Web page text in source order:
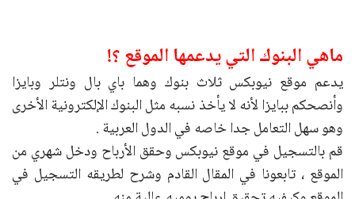
ماهي البنوك التي يدعمها الموقع ؟!
يدعم موقع نيوبكس ثلاث بنوك وهما باي بال ونتلر وبايزا
وأنصحكم ببايزا لأنه لا يأخذ نسبه مثل البنوك الإلكترونية الأخرى
وهو سهل التعامل جدا خاصه في الدول العربية .
قم بالتسجيل في موقع نيوبكس وحقق الأرباح ودخل شهري من
الموقع ، تابعونا في المقال القادم وشرح لطريقه التسجيل في